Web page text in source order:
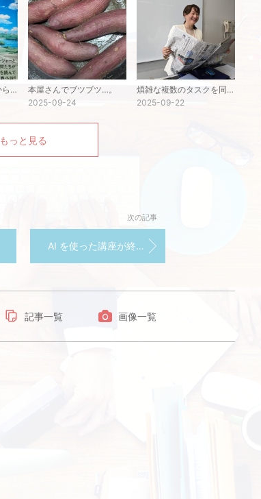
名著は「もしドラ」から始めてみた。
本屋さんでブツブツ…。
2025-09-24
煩雑な複数のタスクを同時進行。
2025-09-22
もっと見る
次の記事
AI を使った講座が終了しました。
記事一覧 画像一覧